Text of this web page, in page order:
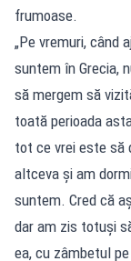
frumoase.
„Pe vremuri, când
suntem în Grecia,
să mergem să
toată perioada
tot ce vrei este să
altceva și am
suntem. Cred că
dar am zis totuși
ea, cu zâmbetul